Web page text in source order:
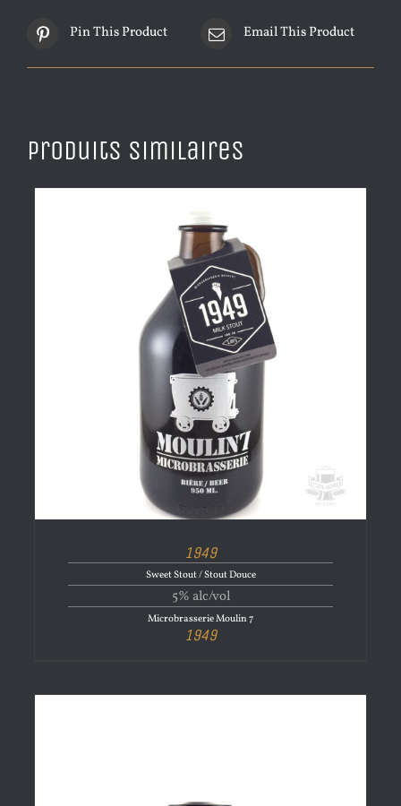
Pin This Product Email This Product
Produits similaires
1949
Sweet Stout / Stout Douce
5% alc/vol
Microbrasserie Moulin 7
1949